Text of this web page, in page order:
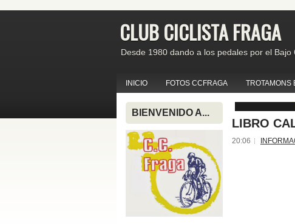
CLUB CICLISTA FRAGA
Desde 1980 dando a los pedales por el Bajo
INICIO FOTOS CCFRAGA TROTAMONS
BIENVENIDO A...
LIBRO
20:06